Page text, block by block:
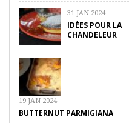
31 JAN 2024
IDÉES POUR LA
CHANDELEUR
19 JAN 2024
BUTTERNUT PARMIGIANA